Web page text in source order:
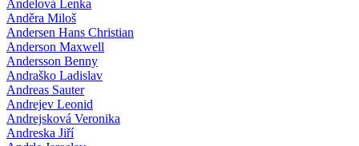
Andelová Lenka
Anděra Miloš
Andersen Hans Christian
Anderson Maxwell
Andersson Benny
Andraško Ladislav
Andreas Sauter
Andrejev Leonid
Andrejsková Veronika
Andreska Jiří